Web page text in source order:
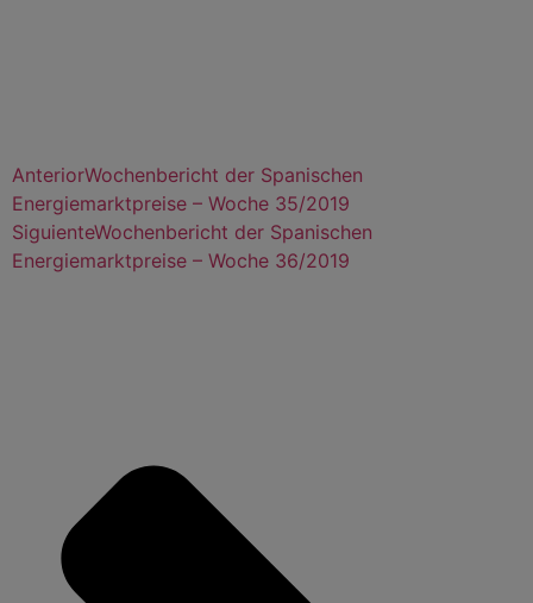
AnteriorWochenbericht der Spanischen
Energiemarktpreise – Woche 35/2019
SiguienteWochenbericht der Spanischen
Energiemarktpreise – Woche 36/2019